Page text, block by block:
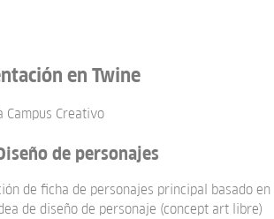
en Twine
Campus Creativo
de personajes
de ficha de personajes principal basado
de diseño de personaje (concept art libre)